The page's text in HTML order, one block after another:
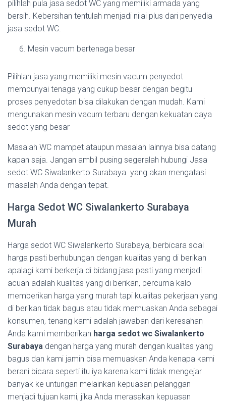
pilihlah pula jasa sedot WC yang memiliki armada yang
bersih. Kebersihan tentulah menjadi nilai plus dari penyedia
jasa sedot WC.
Mesin vacum bertenaga besar
Pilihlah jasa yang memiliki mesin vacum penyedot
mempunyai tenaga yang cukup besar dengan begitu
proses penyedotan bisa dilakukan dengan mudah. Kami
mengunakan mesin vacum terbaru dengan kekuatan daya
sedot yang besar
Masalah WC mampet ataupun masalah lainnya bisa datang
kapan saja. Jangan ambil pusing segeralah hubungi Jasa
sedot WC Siwalankerto Surabaya yang akan mengatasi
masalah Anda dengan tepat.
Harga Sedot WC Siwalankerto Surabaya
Murah
Harga sedot WC Siwalankerto Surabaya, berbicara soal
harga pasti berhubungan dengan kualitas yang di berikan
apalagi kami berkerja di bidang jasa pasti yang menjadi
acuan adalah kualitas yang di berikan, percuma kalo
memberikan harga yang murah tapi kualitas pekerjaan yang
di berikan tidak bagus atau tidak memuaskan Anda sebagai
konsumen, tenang kami adalah jawaban dari keresahan
Anda kami memberikan harga sedot wc Siwalankerto
Surabaya dengan harga yang murah dengan kualitas yang
bagus dan kami jamin bisa memuaskan Anda kenapa kami
berani bicara seperti itu iya karena kami tidak mengejar
banyak ke untungan melainkan kepuasan pelanggan
menjadi tujuan kami, jika Anda merasakan kepuasan